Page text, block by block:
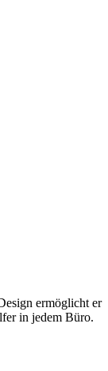
ermöglicht er
in jedem Büro.